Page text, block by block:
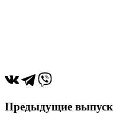
Предыдущие